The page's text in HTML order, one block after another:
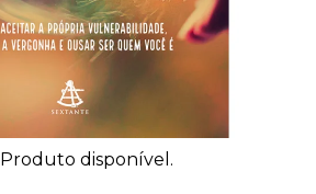
Produto disponível.